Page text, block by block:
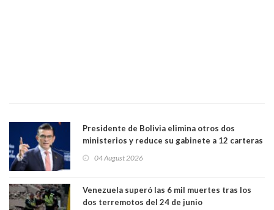
Presidente de Bolivia elimina otros dos
ministerios y reduce su gabinete a 12 carteras
04 August 2026
Venezuela superó las 6 mil muertes tras los
dos terremotos del 24 de junio